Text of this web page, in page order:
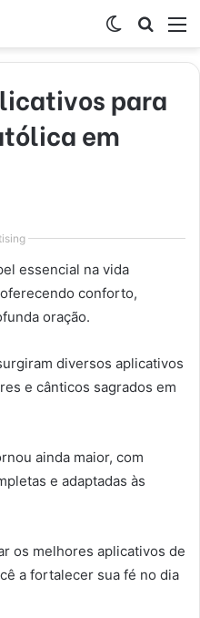
por
Switch
skin
para
em
essencial na vida
conforto,
oração.
diversos aplicativos
e cânticos sagrados em
ainda maior, com
e adaptadas às
os melhores aplicativos de
a fortalecer sua fé no dia